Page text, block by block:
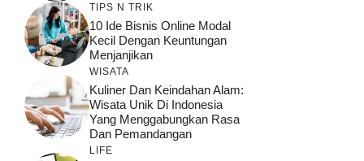
TIPS N TRIK
10 Ide Bisnis Online Modal
Kecil Dengan Keuntungan
Menjanjikan
WISATA
Kuliner Dan Keindahan Alam:
Wisata Unik Di Indonesia
Yang Menggabungkan Rasa
Dan Pemandangan
LIFE